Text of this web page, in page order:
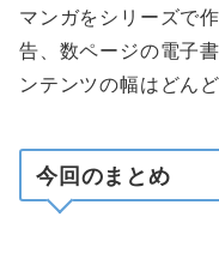
マンガをシリーズで
告、数ページの電子
ンテンツの幅はどん
今回のまとめ